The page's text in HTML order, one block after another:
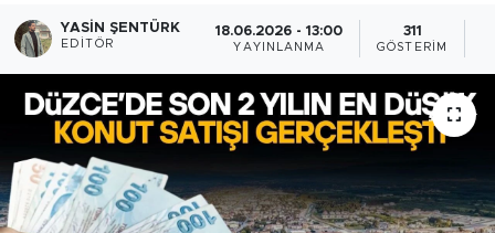
YASIN ŞENTÜRK
EDITÖR
18.06.2026 - 13:00
YAYINLANMA
311
GÖSTERIM
Öncü TV İzle
Haber Arşivi